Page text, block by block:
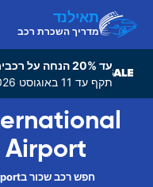
תאילנד
מדריך השכרת רכב
עד 20% הנחה על רכבים להשכרה ברחבי העולם
תקף עד 11 באוגוסט 2026 - נצל אותו עוד היום!
Airport השכרת רכב
חפש רכב שכור בChiang Mai International Airport